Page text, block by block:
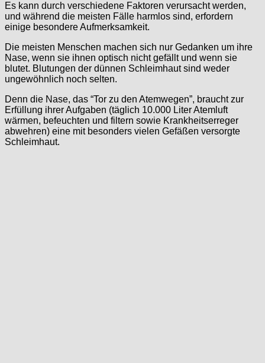
Es kann durch verschiedene Faktoren verursacht werden,
und während die meisten Fälle harmlos sind, erfordern
einige besondere Aufmerksamkeit.
Die meisten Menschen machen sich nur Gedanken um ihre
Nase, wenn sie ihnen optisch nicht gefällt und wenn sie
blutet. Blutungen der dünnen Schleimhaut sind weder
ungewöhnlich noch selten.
Denn die Nase, das “Tor zu den Atemwegen”, braucht zur
Erfüllung ihrer Aufgaben (täglich 10.000 Liter Atemluft
wärmen, befeuchten und filtern sowie Krankheitserreger
abwehren) eine mit besonders vielen Gefäßen versorgte
Schleimhaut.